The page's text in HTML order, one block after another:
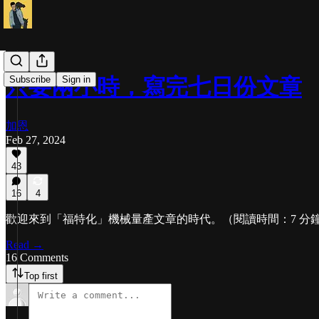
Subscribe Sign in
只要兩小時，寫完七日份文章
加恩
Feb 27, 2024
43
16 4
歡迎來到「福特化」機械量產文章的時代。（閱讀時間：7 分鐘
Read →
16 Comments
Top first